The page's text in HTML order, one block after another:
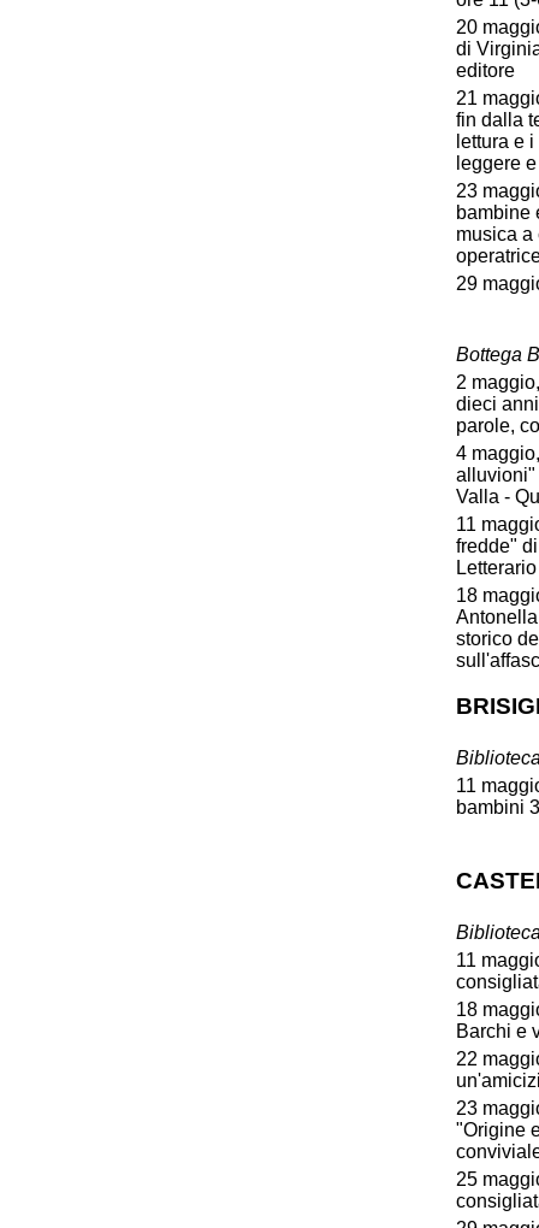
20
di
editore
21
fin dalla
lettura e
leggere
23
bambine
musica a
29
Bottega
2
dieci
parole,
4
alluvioni"
Valla -
11
fredde"
18
storico
11
bambini
11
18
Barchi e
22
23
"Origine
25